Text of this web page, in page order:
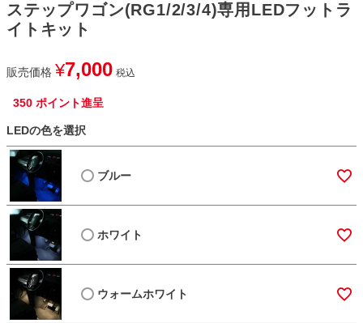
ステップワゴン(RG1/2/3/4)専用LEDフットラ
イトキット
販売価格 ¥7,000 税込
350 ポイント進呈
LEDの色を選択
ブルー
ホワイト
ウォームホワイト